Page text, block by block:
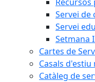
Servei de
Servei
Setmana
Cartes de
Casals
Catàleg de